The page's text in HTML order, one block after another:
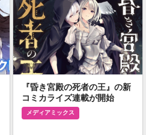
『昏き宮殿の死者の王』の新
コミカライズ連載が開始
メディアミックス